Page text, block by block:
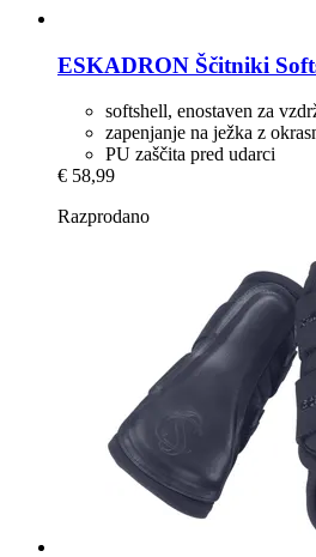
ESKADRON Ščitniki
softshell, enostaven za
zapenjanje na ježka z
PU zaščita pred udarci
€ 58,99
Razprodano